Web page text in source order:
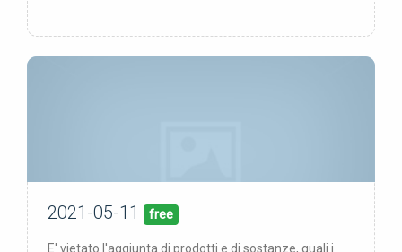
pubblicata:11/05/21
2021-05-11 free
E' vietato l'aggiunta di prodotti e di sostanze, quali i